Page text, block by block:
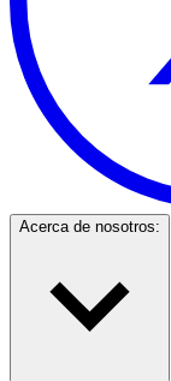
Acerca de nosotros: